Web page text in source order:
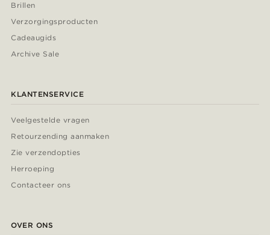
Brillen
Verzorgingsproducten
Cadeaugids
Archive Sale
KLANTENSERVICE
Veelgestelde vragen
Retourzending aanmaken
Zie verzendopties
Herroeping
Contacteer ons
OVER ONS